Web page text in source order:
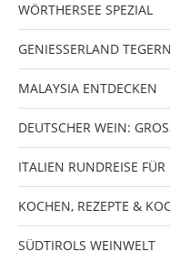
WÖRTHERSEE SPEZIAL
GENIESSERLAND
MALAYSIA ENTDECKEN
DEUTSCHER WEIN:
ITALIEN RUNDREISE
KOCHEN, REZEPTE &
SÜDTIROLS WEINWELT